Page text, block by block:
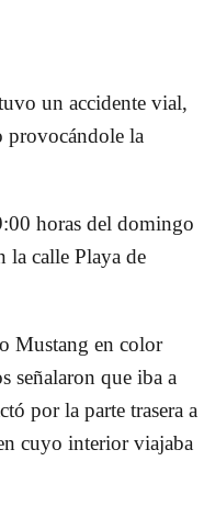
un accidente vial,
provocándole la
horas del domingo
la calle Playa de
Mustang en color
señalaron que iba a
por la parte trasera a
cuyo interior viajaba